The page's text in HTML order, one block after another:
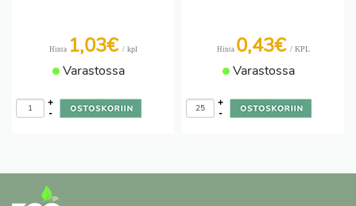
Hinta 1,03€ / kpl
Varastossa
-
+
Hinta 0,43€ / KPL
Varastossa
-
+